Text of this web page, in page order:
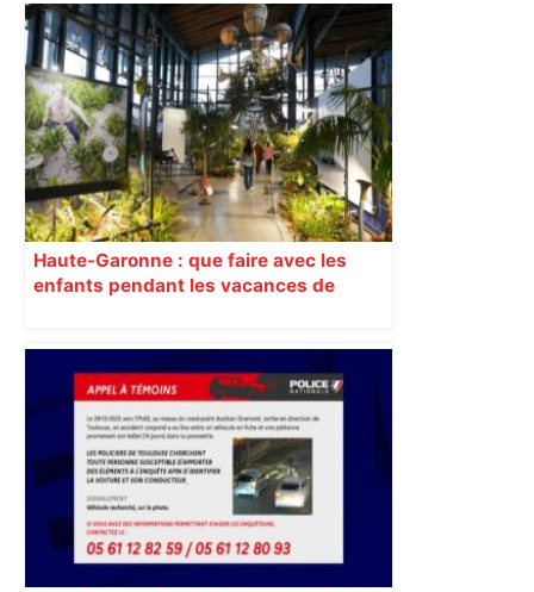
Haute-Garonne : que faire avec les
enfants pendant les vacances de